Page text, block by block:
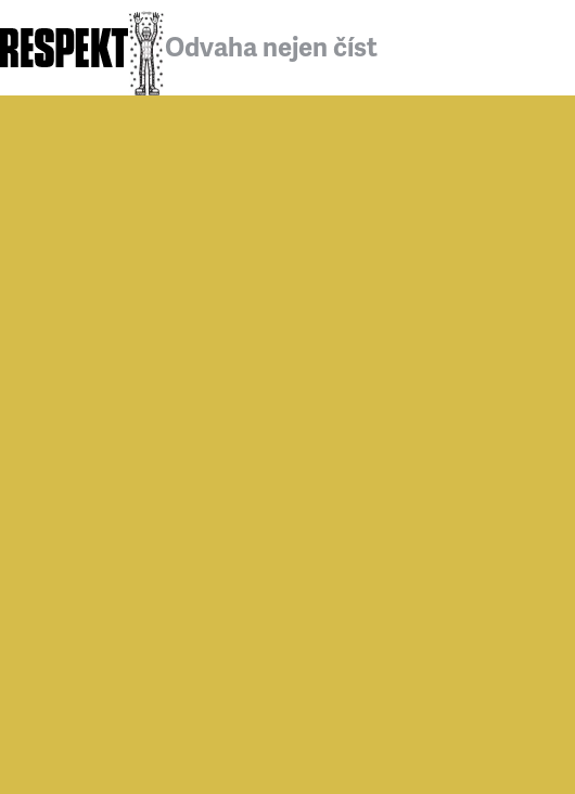
Odvaha nejen číst